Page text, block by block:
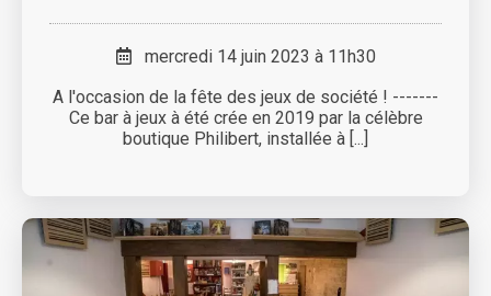
mercredi 14 juin 2023 à 11h30
A l'occasion de la fête des jeux de société ! -------
Ce bar à jeux à été crée en 2019 par la célèbre
boutique Philibert, installée à [...]